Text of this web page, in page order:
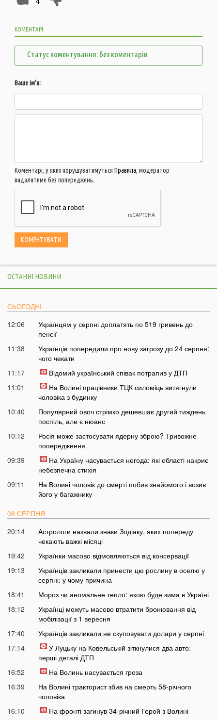
КОМЕНТАРІ:
Статус коментування: без коментарів
Ваше ім'я:
Коментарі, у яких порушуватимуться Правила, модератор
видалятиме без попереджень.
ОСТАННІ НОВИНИ
СЬОГОДНІ
12:06
Українцям у серпні доплатять по 519 гривень до
пенсії
11:38
Українців попередили про нову загрозу до 24 серпня:
чого чекати
11:17
Відомий український співак потрапив у ДТП
11:01
На Волині працівники ТЦК силоміць витягнули
чоловіка з будинку
10:40
Популярний овоч стрімко дешевшає другий тиждень
поспіль, але є нюанс
10:12
Росія може застосувати ядерну зброю? Тривожне
попередження
09:39
На Україну насувається негода: які області накриє
небезпечна стихія
09:11
На Волині чоловік до смерті побив знайомого і возив
його у багажнику
08 СЕРПНЯ
20:14
Астрологи назвали знаки Зодіаку, яких попереду
чекають важкі місяці
19:42
Українки масово відмовляються від консервації
19:13
Українців закликали принести цю рослину в оселю у
серпні: у чому причина
18:41
Мороз чи аномальне тепло: якою буде зима в Україні
18:12
Українці можуть масово втратити бронювання від
мобілізації з 1 вересня
17:40
Українців закликали не скуповувати долари у серпні
17:14
У Луцьку на Ковельській зіткнулися два авто:
перші деталі ДТП
16:52
На Волинь насувається гроза
16:39
На Волині тракторист збив на смерть 58-річного
чоловіка
16:10
На фронті загинув 34-річний Герой з Волині